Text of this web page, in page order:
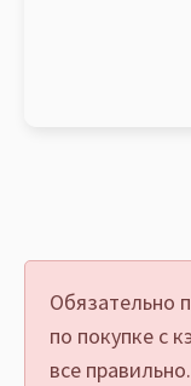
Обязательно
по покупке с
все правильно.